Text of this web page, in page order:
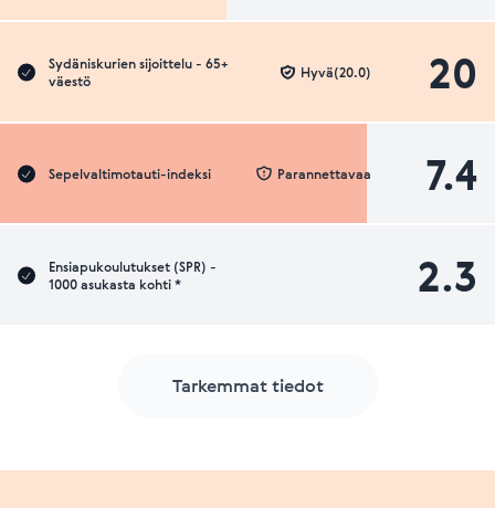
Sydäniskurien sijoittelu - 65+
väestö
20
Hyvä(20.0)
Sepelvaltimotauti-indeksi 7.4
Parannettavaa
Ensiapukoulutukset (SPR) -
1000 asukasta kohti *
2.3
Tarkemmat tiedot